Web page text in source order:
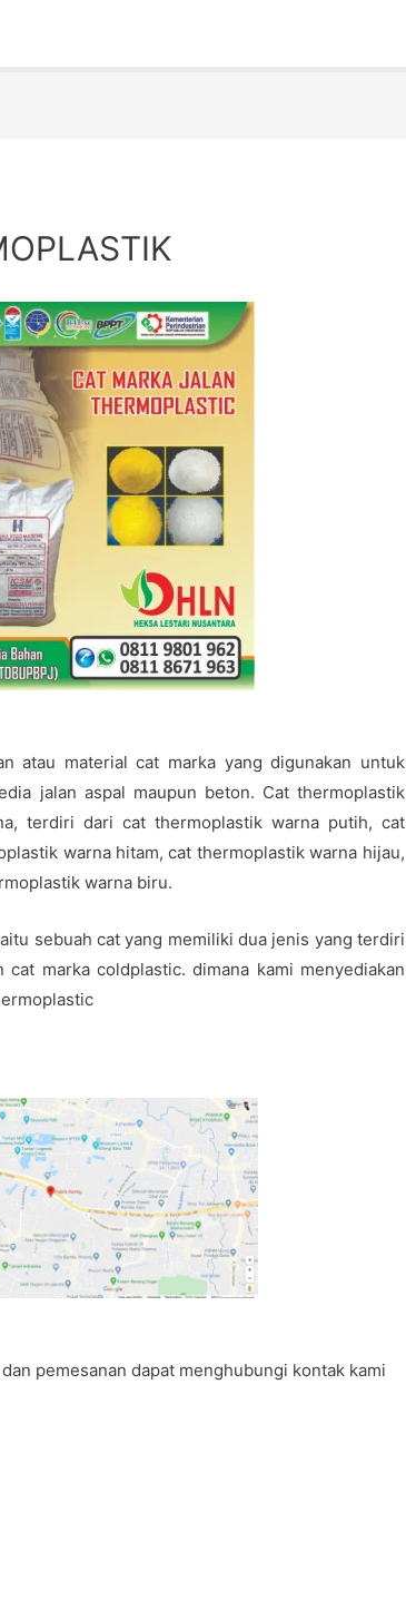
atau material cat marka yang digunakan untuk
jalan aspal maupun beton. Cat thermoplastik
terdiri dari cat thermoplastik warna putih, cat
warna hitam, cat thermoplastik warna hijau,
warna biru.
sebuah cat yang memiliki dua jenis yang terdiri
marka coldplastic. dimana kami menyediakan
pemesanan dapat menghubungi kontak kami